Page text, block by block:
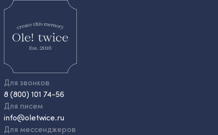
Для звонков
8 (800) 101 74-56
Для писем
info@oletwice.ru
Для мессенджеров